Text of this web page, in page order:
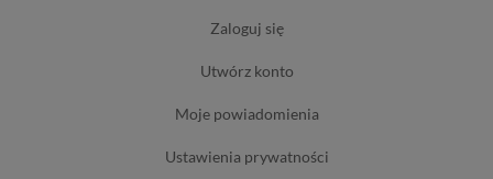
zaloguj się
utwórz konto
moje powiadomienia
ustawienia prywatności